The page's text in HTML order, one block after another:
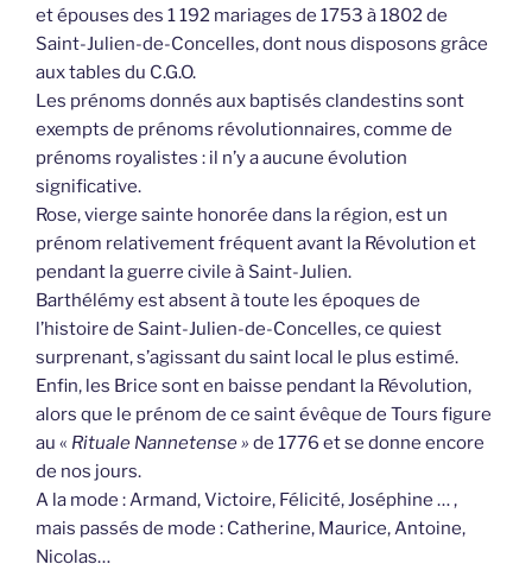
et épouses des 1 192 mariages de 1753 à 1802 de
Saint-Julien-de-Concelles, dont nous disposons grâce
aux tables du C.G.O.
Les prénoms donnés aux baptisés clandestins sont
exempts de prénoms révolutionnaires, comme de
prénoms royalistes : il n’y a aucune évolution
significative.
Rose, vierge sainte honorée dans la région, est un
prénom relativement fréquent avant la Révolution et
pendant la guerre civile à Saint-Julien.
Barthélémy est absent à toute les époques de
l’histoire de Saint-Julien-de-Concelles, ce quiest
surprenant, s’agissant du saint local le plus estimé.
Enfin, les Brice sont en baisse pendant la Révolution,
alors que le prénom de ce saint évêque de Tours figure
au « Rituale Nannetense » de 1776 et se donne encore
de nos jours.
A la mode : Armand, Victoire, Félicité, Joséphine … ,
mais passés de mode : Catherine, Maurice, Antoine,
Nicolas…